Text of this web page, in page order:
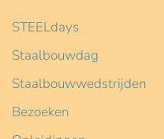
STEELdays
Staalbouwdag
Staalbouwwedstrijden
Bezoeken